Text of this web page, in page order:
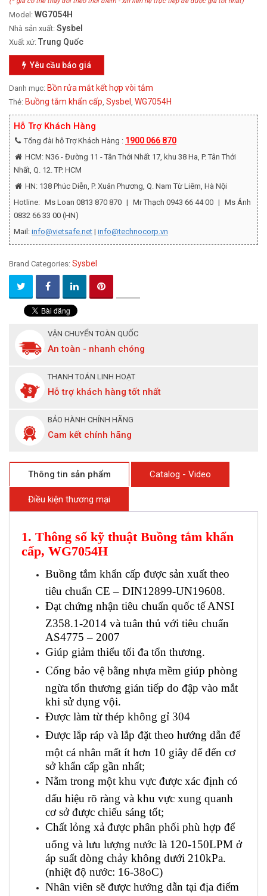
Model: WG7054H
Nhà sản xuất: Sysbel
Xuất xứ: Trung Quốc
Yêu cầu báo giá
Danh mục: Bồn rửa mắt kết hợp vòi tắm
Thẻ: Buồng tắm khẩn cấp, Sysbel , WG7054H
Hỗ Trợ Khách Hàng
Tổng đài hỗ Trợ Khách Hàng : 1900 066 870
HCM: N36 - Đường 11 - Tân Thới Nhất 17, khu 38 Ha, P. Tân Thới
Nhất, Q. 12. TP. HCM
HN: 138 Phúc Diễn, P. Xuân Phương, Q. Nam Từ Liêm, Hà Nội
Hotline: Ms Loan 0813 870 870 | Mr Thạch 0943 66 44 00 | Ms Ánh
0832 66 33 00 (HN)
Mail: info@vietsafe.net | info@technocorp.vn
Brand Categories: Sysbel
VẬN CHUYỂN TOÀN QUỐC
An toàn - nhanh chóng
THANH TOÁN LINH HOẠT
Hỗ trợ khách hàng tốt nhất
BẢO HÀNH CHÍNH HÃNG
Cam kết chính hãng
Thông tin sản phẩm Catalog - Video
Điều kiện thương mại
1. Thông số kỹ thuật Buồng tắm khẩn
cấp, WG7054H
Buồng tắm khẩn cấp được sản xuất theo
tiêu chuẩn CE – DIN12899-UN19608.
Đạt chứng nhận tiêu chuẩn quốc tế ANSI
Z358.1-2014 và tuân thủ với tiêu chuẩn
AS4775 – 2007
Giúp giảm thiểu tối đa tổn thương.
Cống bảo vệ bằng nhựa mềm giúp phòng
ngừa tổn thương gián tiếp do đập vào mắt
khi sử dụng vội.
Được làm từ thép không gỉ 304
Được lắp ráp và lắp đặt theo hướng dẫn để
một cá nhân mất ít hơn 10 giây để đến cơ
sở khẩn cấp gần nhất;
Nằm trong một khu vực được xác định có
dấu hiệu rõ ràng và khu vực xung quanh
cơ sở được chiếu sáng tốt;
Chất lỏng xả được phân phối phù hợp để
uống và lưu lượng nước là 120-150LPM ở
áp suất dòng chảy không dưới 210kPa.
(nhiệt độ nước: 16-38oC)
Nhân viên sẽ được hướng dẫn tại địa điểm